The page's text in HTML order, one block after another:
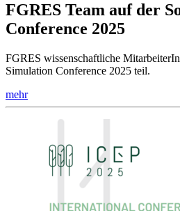
FGRES Team auf der
Conference 2025
FGRES wissenschaftliche
Simulation Conference 2025 teil.
mehr